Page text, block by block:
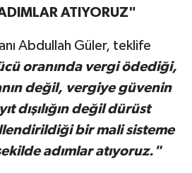
ATIYORUZ"
Abdullah Güler, teklife
oranında vergi ödediği,
değil, vergiye güvenin
dışılığın değil dürüst
bir mali sisteme
adımlar atıyoruz."